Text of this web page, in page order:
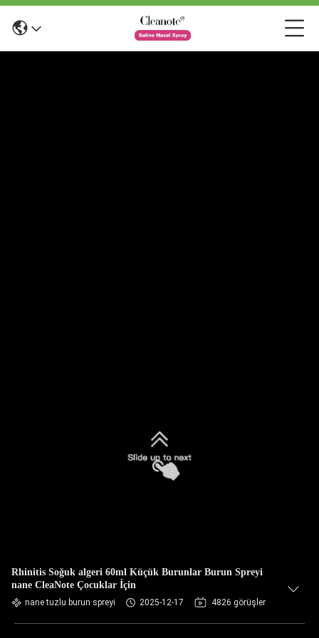
Rhinitis Soğuk algeri 60ml Küçük Burunlar Burun Spreyi
nane CleaNote Çocuklar İçin
nane tuzlu burun spreyi 2025-12-17 4826 görüşler